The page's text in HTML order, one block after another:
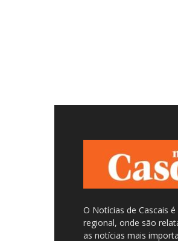
O Notícias de Cascais
regional, onde são
as notícias mais